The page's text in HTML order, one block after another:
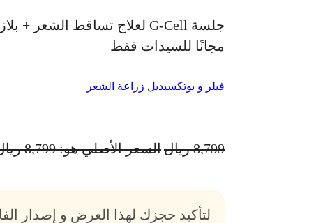
مجانًا للسيدات فقط
فيلر و بوتكسبديل زراعة الشعر
8,799 ريالالسعر الأصلي هو: 8,799 ريال.
لتأكيد حجزك لهذا العرض و إصدار